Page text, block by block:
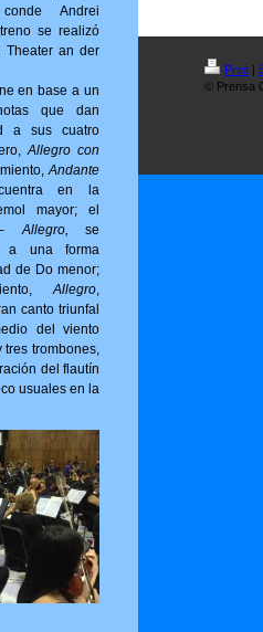
Andrei
se realizó
an der
en base a un
que dan
a sus cuatro
Allegro con
Andante
en la
mayor; el
Allegro, se
a una forma
de Do menor;
Allegro,
canto triunfal
del viento
tres trombones,
del flautín
usuales en la
Print |
© Prensa